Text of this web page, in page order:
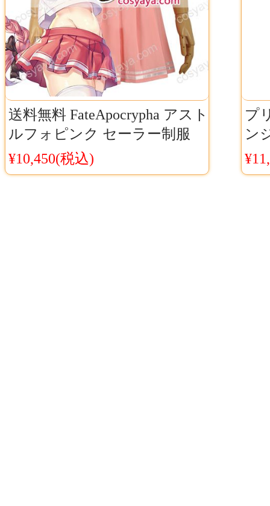
送料無料 FateApocrypha アスト
ルフォピンク セーラー制服
コスプレ衣装 セット
¥10,450(税込)
プ
ン
服
ト